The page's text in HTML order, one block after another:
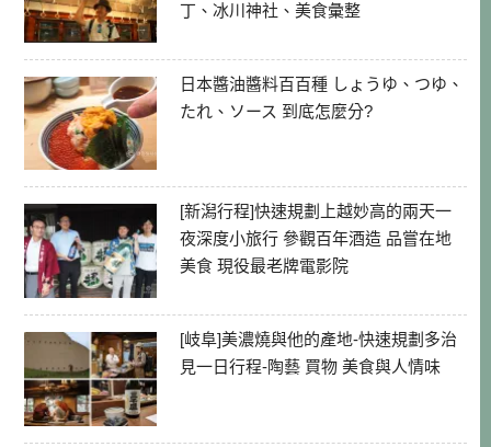
丁、冰川神社、美食彙整
日本醬油醬料百百種 しょうゆ、つゆ、
たれ、ソース 到底怎麼分?
[新潟行程]快速規劃上越妙高的兩天一
夜深度小旅行 參觀百年酒造 品嘗在地
美食 現役最老牌電影院
[岐阜]美濃燒與他的產地-快速規劃多治
見一日行程-陶藝 買物 美食與人情味